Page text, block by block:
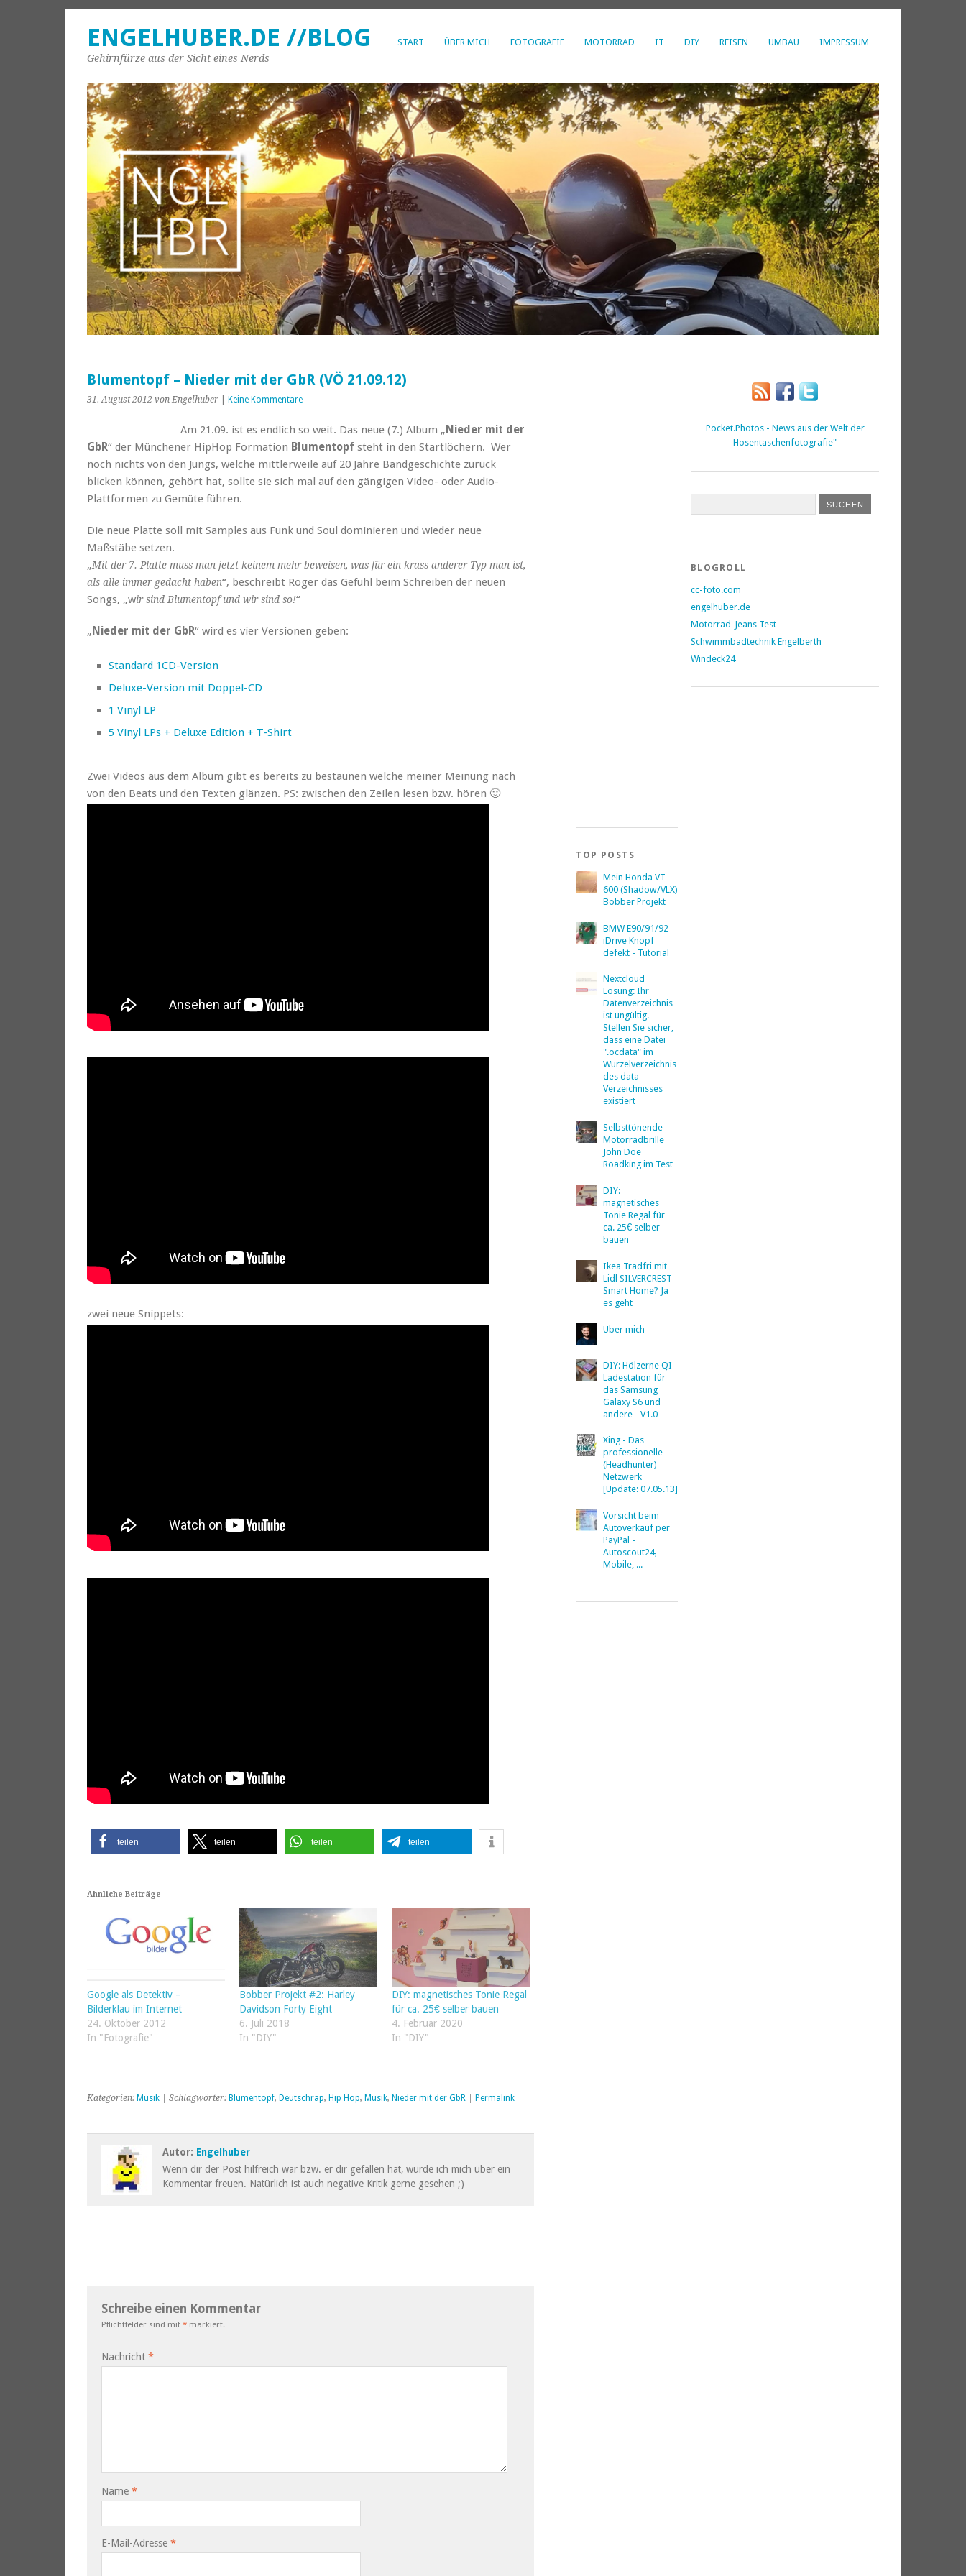
START ÜBER MICH FOTOGRAFIE MOTORRAD IT DIY REISEN UMBAU IMPRESSUM
ENGELHUBER.DE //BLOG
Gehirnfürze aus der Sicht eines Nerds
Blumentopf – Nieder mit der GbR (VÖ 21.09.12)
31. August 2012 von Engelhuber Keine Kommentare
Am 21.09. ist es endlich so weit. Das neue (7.) Album „ Nieder mit der
GbR“ der Münchener HipHop Formation Blumentopf steht in den Startlöchern. Wer
noch nichts von den Jungs, welche mittlerweile auf 20 Jahre Bandgeschichte zurück
blicken können, gehört hat, sollte sie sich mal auf den gängigen Video- oder Audio-
Plattformen zu Gemüte führen.
Die neue Platte soll mit Samples aus Funk und Soul dominieren und wieder neue
Maßstäbe setzen.
„Mit der 7. Platte muss man jetzt keinem mehr beweisen, was für ein krass anderer Typ man ist,
als alle immer gedacht haben“, beschreibt Roger das Gefühl beim Schreiben der neuen
Songs, „wir sind Blumentopf und wir sind so!“
„ Nieder mit der GbR“ wird es vier Versionen geben:
Standard 1CD-Version
Deluxe-Version mit Doppel-CD
1 Vinyl LP
5 Vinyl LPs + Deluxe Edition + T-Shirt
Zwei Videos aus dem Album gibt es bereits zu bestaunen welche meiner Meinung nach
von den Beats und den Texten glänzen. PS: zwischen den Zeilen lesen bzw. hören 🙂
zwei neue Snippets:
teilen teilen teilen teilen
Ähnliche Beiträge
Google als Detektiv –
Bilderklau im Internet
24. Oktober 2012
In "Fotografie"
Bobber Projekt #2: Harley
Davidson Forty Eight
6. Juli 2018
In "DIY"
DIY: magnetisches Tonie Regal
für ca. 25€ selber bauen
4. Februar 2020
In "DIY"
Kategorien: Musik | Schlagwörter: Blumentopf, Deutschrap, Hip Hop, Musik, Nieder mit der GbR Permalink
Autor: Engelhuber
Wenn dir der Post hilfreich war bzw. er dir gefallen hat, würde ich mich über ein
Kommentar freuen. Natürlich ist auch negative Kritik gerne gesehen ;)
Schreibe einen Kommentar
Pflichtfelder sind mit * markiert.
Nachricht *
Name *
E-Mail-Adresse *
TOP POSTS
Mein Honda VT
600 (Shadow/VLX)
Bobber Projekt
BMW E90/91/92
iDrive Knopf
defekt - Tutorial
Nextcloud
Lösung: Ihr
Datenverzeichnis
ist ungültig.
Stellen Sie sicher,
dass eine Datei
".ocdata" im
Wurzelverzeichnis
des data-
Verzeichnisses
existiert
Selbsttönende
Motorradbrille
John Doe
Roadking im Test
DIY:
magnetisches
Tonie Regal für
ca. 25€ selber
bauen
Ikea Tradfri mit
Lidl SILVERCREST
Smart Home? Ja
es geht
Über mich
DIY: Hölzerne QI
Ladestation für
das Samsung
Galaxy S6 und
andere - V1.0
Xing - Das
professionelle
(Headhunter)
Netzwerk
[Update: 07.05.13]
Vorsicht beim
Autoverkauf per
PayPal -
Autoscout24,
Mobile, ...
Pocket.Photos - News aus der Welt der
Hosentaschenfotografie"
BLOGROLL
cc-foto.com
engelhuber.de
Motorrad-Jeans Test
Schwimmbadtechnik Engelberth
Windeck24